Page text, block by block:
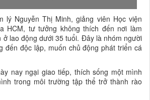
lý Nguyễn Thị Minh, giảng viên Học viện
HCM, tư tưởng không thích đến nơi làm
ở lao động dưới 35 tuổi. Đây là nhóm người
đến độc lập, muốn chủ động phát triển cá
nay ngại giao tiếp, thích sống một mình
trong môi trường tập thể trở thành rào